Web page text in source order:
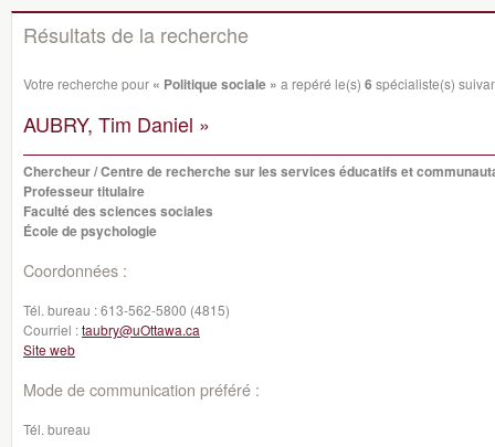
Résultats de la recherche
Votre recherche pour « Politique sociale » a repéré le(s) 6 spécialiste(s)
AUBRY, Tim Daniel »
Chercheur / Centre de recherche sur les services éducatifs et
Professeur titulaire
Faculté des sciences sociales
École de psychologie
Coordonnées :
Tél. bureau :613-562-5800 (4815)
Courriel :taubry@uOttawa.ca
Site web
Mode de communication préféré :
Tél. bureau